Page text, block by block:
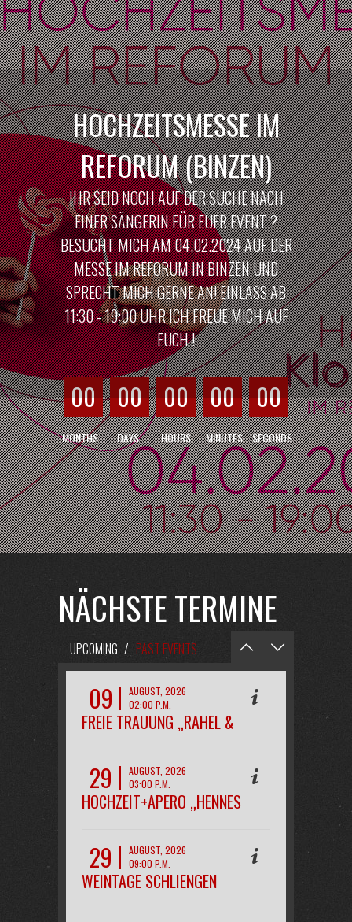
HOCHZEITSMESSE IM
REFORUM (BINZEN)
IHR SEID NOCH AUF DER SUCHE NACH
EINER SÄNGERIN FÜR EUER EVENT ?
BESUCHT MICH AM 04.02.2024 AUF DER
MESSE IM REFORUM IN BINZEN UND
SPRECHT MICH GERNE AN! EINLASS AB
11:30 - 19:00 UHR ICH FREUE MICH AUF
EUCH !
00 00 00 00 00
MONTHS DAYS HOURS MINUTES SECONDS
NÄCHSTE TERMINE
UPCOMING / PAST EVENTS
09
AUGUST, 2026
02:00 P.M.
FREIE TRAUUNG „RAHEL &
29
AUGUST, 2026
03:00 P.M.
HOCHZEIT+APERO „HENNES
29
AUGUST, 2026
09:00 P.M.
WEINTAGE SCHLIENGEN